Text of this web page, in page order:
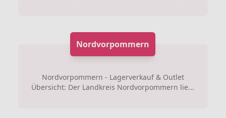
Nordvorpommern
Nordvorpommern - Lagerverkauf & Outlet
Übersicht: Der Landkreis Nordvorpommern lie...